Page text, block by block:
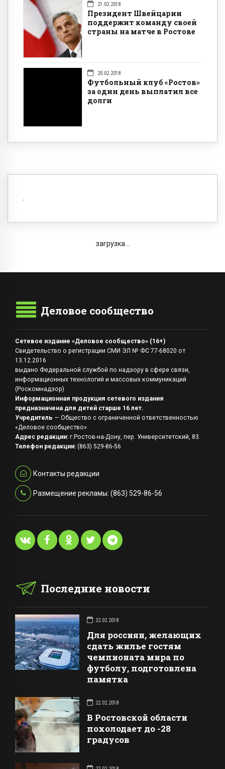
21.02.2018
Президент Швейцарии
поддержит команду своей
страны на матче в Ростове
20.02.2018
Футбольный клуб «Ростов»
за один день выплатил все
долги
загрузка...
Деловое сообщество
Сетевое издание «Деловое сообщество» (16+)
Свидетельство о регистрации СМИ ЭЛ № ФС 77-68020 от
13.12.2016
выдано Федеральной службой по надзору в сфере связи,
информационных технологий и массовых коммуникаций
(Роскомнадзор)
Информационная продукция сетевого издания
предназначена для детей старше 16 лет.
Учредитель — Общество с ограниченной ответственностью
«Деловое сообщество»
Адрес редакции: г.Ростов-на-Дону, пер. Университетский, 83.
Телефон редакции: (863) 529-86-56
Контакты редакции
Размещение рекламы: (863) 529-86-56
Последние новости
22.02.2018
Для россиян, желающих
сдать жилье гостям
чемпионата мира по
футболу, подготовлена
памятка
22.02.2018
В Ростовской области
похолодает до -28
градусов